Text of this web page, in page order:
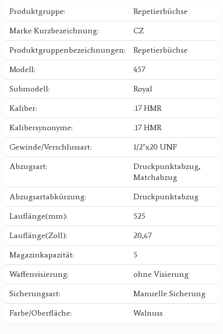
Produktgruppe: Repetierbüchse
Marke Kurzbezeichnung: CZ
Produktgruppenbezeichnungen: Repetierbüchse
Modell: 457
Submodell: Royal
Kaliber: .17 HMR
Kalibersynonyme: .17 HMR
Gewinde/Verschlussart: 1/2"x20 UNF
Abzugsart:
Druckpunktabzug,
Matchabzug
Abzugsartabkürzung: Druckpunktabzug
Lauflänge(mm): 525
Lauflänge(Zoll): 20,67
Magazinkapazität: 5
Waffenvisierung: ohne Visierung
Sicherungsart: Manuelle Sicherung
Farbe/Oberfläche: Walnuss